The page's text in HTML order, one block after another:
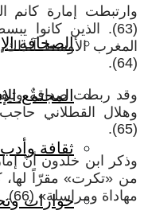
الصحافة
المجتمع
ثقافة وأدب
حوارات
وارتبطت إمارة كانم
(63). الذين
المغرب الأوسط آنذاك،
(64).
وقد ربطت صداقةٌ
وهلال القطلاني
(65).
وذكر ابن خلدون أنّ
من «تكرت» مقرّاً لها،
مهاداة ومراسلة» (66).